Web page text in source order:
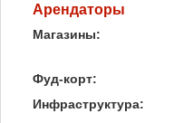
Арендаторы
Магазины:
Фуд-корт:
Инфраструктура: